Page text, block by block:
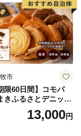
市
限60日間】コモパ
ふるさとデニッシ
（20個入り）／災害
存食 非常食 防災グ
13,000円